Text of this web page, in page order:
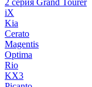
2 серия Grand Tourer
iX
Kia
Cerato
Magentis
Optima
Rio
KX3